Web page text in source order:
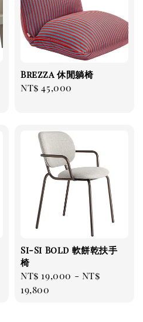
Brezza 休閒躺椅
Regular
NT$ 45,000
Si-Si Bold 軟餅乾扶手
椅
Regular
price
NT$ 19,000 - NT$
19,800